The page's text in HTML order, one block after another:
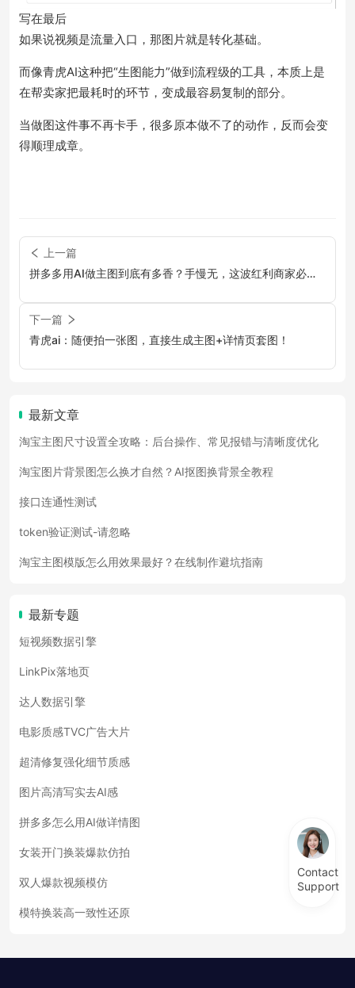
写在最后
如果说视频是流量入口，那图片就是转化基础。
而像青虎AI这种把“生图能力”做到流程级的工具，本质上是
在帮卖家把最耗时的环节，变成最容易复制的部分。
当做图这件事不再卡手，很多原本做不了的动作，反而会变
得顺理成章。
上一篇
拼多多用AI做主图到底有多香？手慢无，这波红利商家必须
下一篇
青虎ai：随便拍一张图，直接生成主图+详情页套图！
最新文章
淘宝主图尺寸设置全攻略：后台操作、常见报错与清晰度优化
淘宝图片背景图怎么换才自然？AI抠图换背景全教程
接口连通性测试
token验证测试-请忽略
淘宝主图模版怎么用效果最好？在线制作避坑指南
最新专题
短视频数据引擎
LinkPix落地页
达人数据引擎
电影质感TVC广告大片
超清修复强化细节质感
图片高清写实去AI感
拼多多怎么用AI做详情图
女装开门换装爆款仿拍
双人爆款视频模仿
模特换装高一致性还原
Contact
Support